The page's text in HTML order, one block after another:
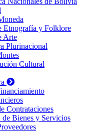
Etnografía y Folklore
Arte
Plurinacional
Cultural
Contrataciones
de Bienes y Servicios